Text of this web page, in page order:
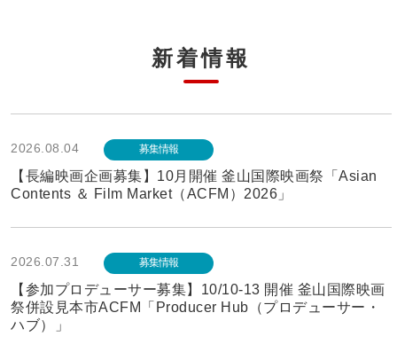
新着情報
2026.08.04 募集情報
【長編映画企画募集】10月開催 釜山国際映画祭「Asian
Contents ＆ Film Market（ACFM）2026」
2026.07.31 募集情報
【参加プロデューサー募集】10/10-13 開催 釜山国際映画
祭併設見本市ACFM「Producer Hub（プロデューサー・
ハブ）」